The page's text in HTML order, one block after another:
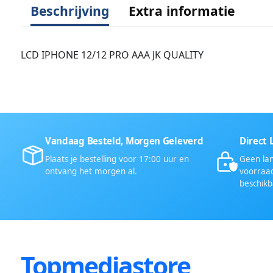
Beschrijving Extra informatie
LCD IPHONE 12/12 PRO AAA JK QUALITY
Vandaag Besteld, Morgen Geleverd
Plaats je bestelling voor 17:00 uur en
ontvang het morgen al.
Direct
Geen
Topmediastore